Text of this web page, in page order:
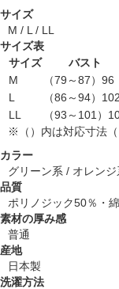
サイズ
M / L / LL
サイズ表
サイズ
バスト
M
（79～87）96
L
（86～94）102
LL
（93～101）
※（）内は対応寸法（
カラー
グリーン系 / オレン
品質
ポリノジック50％・
素材の厚み感
普通
産地
日本製
洗濯方法